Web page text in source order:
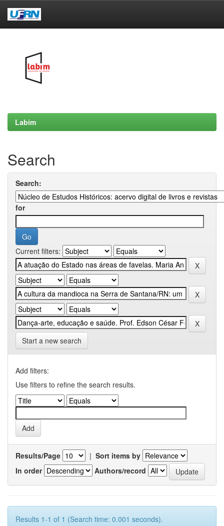
Labim
Search
Search:
for
Current filters:
Start a new search
Add filters:
Use filters to refine the search results.
Results/Page | Sort items by
In order
Authors/record
Results 1-1 of 1 (Search time: 0.001 seconds).